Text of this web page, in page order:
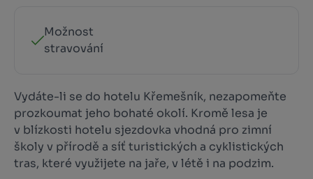
Možnost
stravování
Vydáte-li se do hotelu Křemešník, nezapomeňte
prozkoumat jeho bohaté okolí. Kromě lesa je
v blízkosti hotelu sjezdovka vhodná pro zimní
školy v přírodě a síť turistických a cyklistických
tras, které využijete na jaře, v létě i na podzim.